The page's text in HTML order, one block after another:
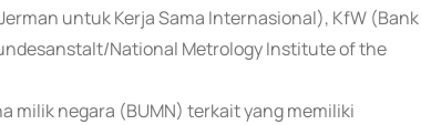
untuk Kerja Sama Internasional), KfW (Bank
National Metrology Institute of the
milik negara (BUMN) terkait yang memiliki